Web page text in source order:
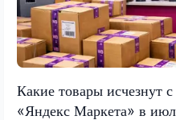
Какие товары
«Яндекс Маркета» в